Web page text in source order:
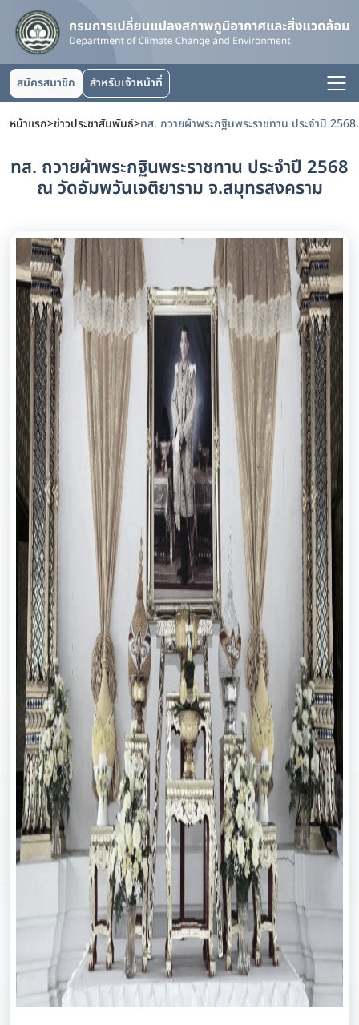
สมัครสมาชิก สำหรับเจ้าหน้าที่
หน้าแรก>ข่าวประชาสัมพันธ์> ทส. ถวายผ้าพระ
ทส. ถวายผ้าพระกฐินพระราชทาน ประจำปี 2568
ณ วัดอัมพวันเจติยาราม จ.สมุทรสงคราม